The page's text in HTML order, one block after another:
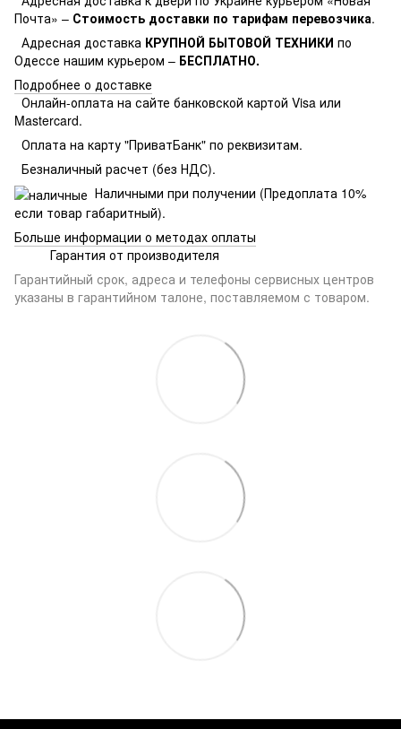
Почта» – Стоимость доставки по тарифам перевозчика.
Адресная доставка КРУПНОЙ БЫТОВОЙ ТЕХНИКИ по
Одессе нашим курьером – БЕСПЛАТНО.
Подробнее о доставке
Онлайн-оплата на сайте банковской картой Visa или
Mastercard.
Оплата на карту "ПриватБанк" по реквизитам.
Безналичный расчет (без НДС).
Наличными при получении (Предоплата 10%
если товар габаритный).
Больше информации о методах оплаты
Гарантия от производителя
Гарантийный срок, адреса и телефоны сервисных центров
указаны в гарантийном талоне, поставляемом с товаром.